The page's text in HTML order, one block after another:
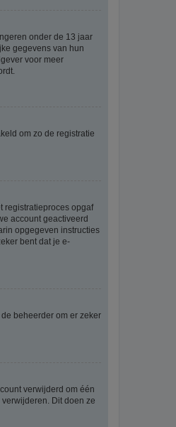
onder de 13 jaar
gegevens van hun
voor meer
om zo de registratie
registratieproces opgaf
account geactiveerd
opgegeven instructies
bent dat je e-
beheerder om er zeker
verwijderd om één
Dit doen ze